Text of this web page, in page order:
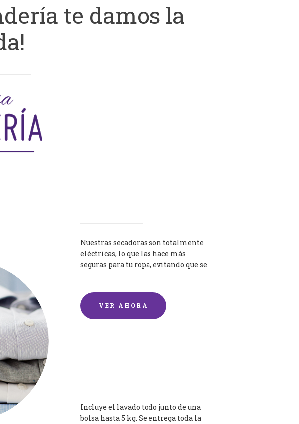
te damos la
Nuestras secadoras son totalmente
eléctricas, lo que las hace más
seguras para tu ropa, evitando que se
VER AHORA
Incluye el lavado todo junto de una
bolsa hasta 5 kg. Se entrega toda la